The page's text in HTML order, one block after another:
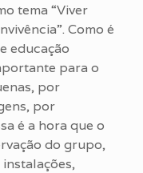
tema “Viver
Como é
educação
para o
por
por
é a hora que o
do grupo,